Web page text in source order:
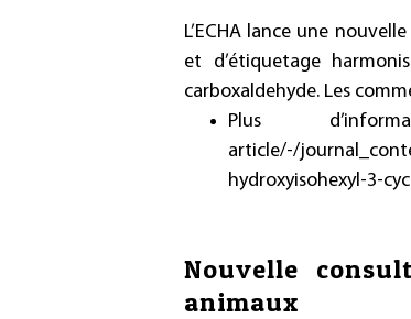
L’ECHA lance une
et d’étiquetage
carboxaldehyde. Les
Plus
article/-/
hydroxyisohexyl-3-
Nouvelle
animaux